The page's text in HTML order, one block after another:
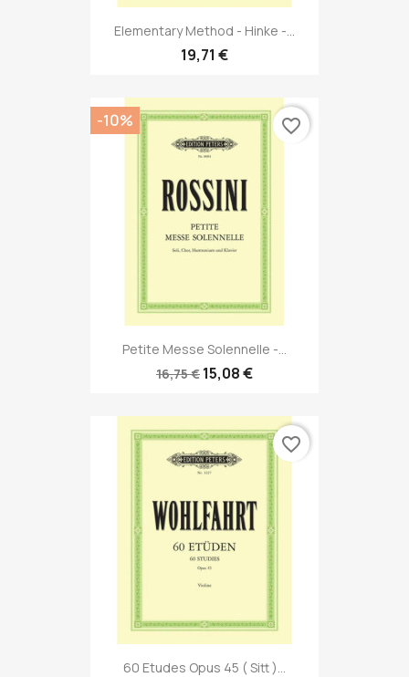
Elementary Method - Hinke -...
19,71 €
Petite Messe Solennelle -...
16,75 € 15,08 €
-10% favorite_border
60 Etudes Opus 45 ( Sitt )...
favorite_border